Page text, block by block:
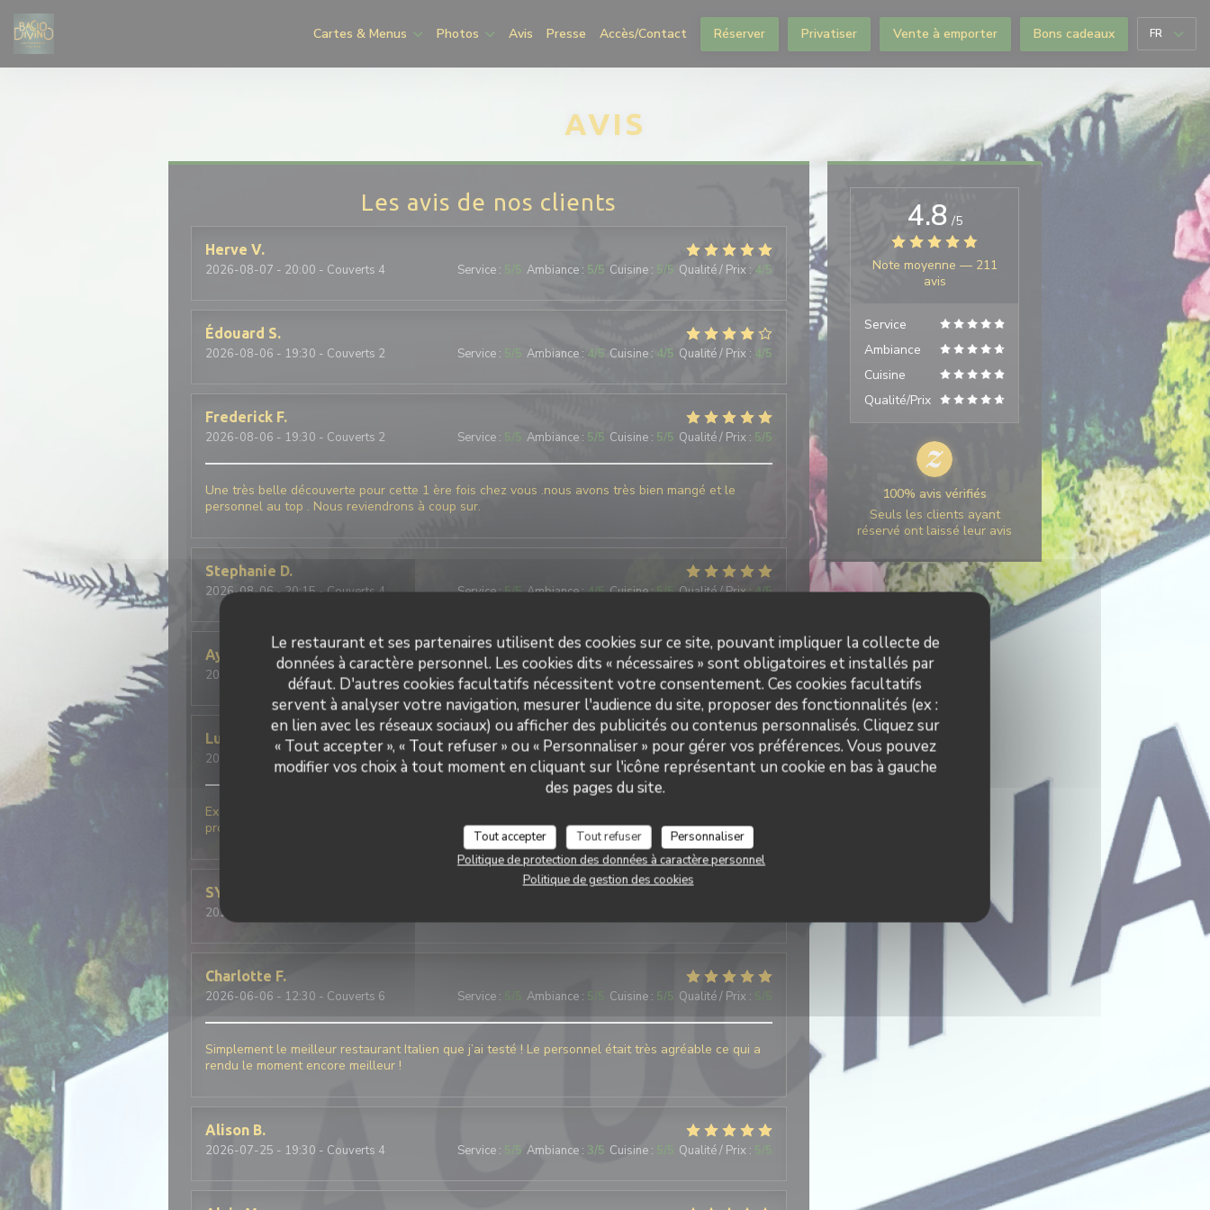
Personnalisation de vos choix en matière de cookies
Le restaurant et ses partenaires utilisent des cookies sur ce site, pouvant impliquer la collecte de
données à caractère personnel. Les cookies dits « nécessaires » sont obligatoires et installés par
défaut. D'autres cookies facultatifs nécessitent votre consentement. Ces cookies facultatifs
servent à analyser votre navigation, mesurer l'audience du site, proposer des fonctionnalités (ex :
en lien avec les réseaux sociaux) ou afficher des publicités ou contenus personnalisés. Cliquez sur
« Tout accepter », « Tout refuser » ou « Personnaliser » pour gérer vos préférences. Vous pouvez
modifier vos choix à tout moment en cliquant sur l'icône représentant un cookie en bas à gauche
des pages du site.
Tout accepter Tout refuser
Personnaliser
Politique de protection des données à caractère personnel
Politique de gestion des cookies
Cartes & Menus Photos Avis Presse Accès/Contact Réserver Privatiser Vente à emporter Bons cadeaux FR
AVIS
Les avis de nos clients
Herve V
2026-08-07 - 20:00 - Couverts 4 Service : 5 Ambiance : 5/5 Cuisine : 5/5 Qualité / Prix : 4 /5
Édouard S
2026-08-06 - 19:30 - Couverts 2 Service : 5 /5 Ambiance : 4/5 Cuisine : 4/5 Qualité / Prix : 4/5
Frederick F
2026-08-06 - 19:30 - Couverts 2 Service : Ambiance : 5/5 Cuisine : 5/5 Qualité / Prix : 5/5
Une très belle découverte pour cette 1 ère fois chez vous .nous avons très bien mangé et le
personnel au top . Nous reviendrons à coup sur.
Stephanie D
2026-08-06- 20:15 - Couverts 4 Service:5/5 Ambiance:4/5 Cuisine:5/5 Qualité / Prix:4/5
Aymeric
2026-08-01
- 20:00 - Couverts 2 Service 5 /5 Ambiance : Cuisine Qualité / Prix 4 /5
Ludovic
2026-08-01
- 20:00 - Couverts 2 : Ambiance : Cuisine : Qualité / Prix : 4
Excellent accueil, beaucoup d'humour et de générosité pour une vraie cuisine italienne avec des
produits frais. La glace basilic citron du fraggola est à deguster à tout prix.
SYLVIE
2026-07-28
Charlotte F
2026-06-06 - 12:30 - Couverts 6 Service : Ambiance : 5 Cuisine : 5/5 Qualité / Prix :
Simplement le meilleur restaurant Italien que j’ai testé ! Le personnel était très agréable ce qui a
rendu le moment encore meilleur !
Alison B
2026-07-25 - 19:30 - Couverts 4 Service : /5 Ambiance : 3/5 Cuisine : Qualité / Prix :
4.8 /5
Note moyenne — 211
avis
Service
Ambiance
Cuisine
Qualité/Prix
100% avis vérifiés
Seuls les clients ayant
réservé ont laissé leur avis